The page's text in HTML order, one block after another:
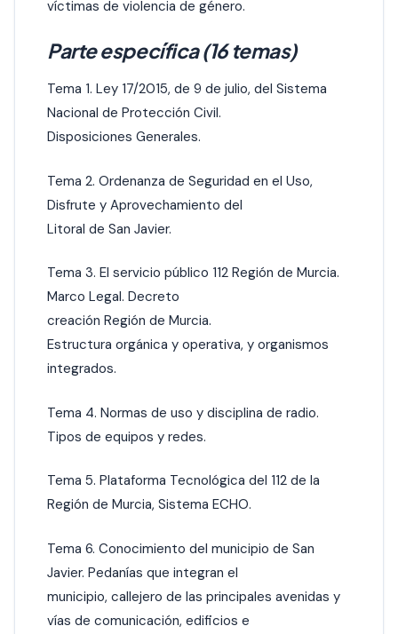
víctimas de violencia de género.
Parte específica (16 temas)
Tema 1. Ley 17/2015, de 9 de julio, del Sistema
Nacional de Protección Civil.
Disposiciones Generales.
Tema 2. Ordenanza de Seguridad en el Uso,
Disfrute y Aprovechamiento del
Litoral de San Javier.
Tema 3. El servicio público 112 Región de Murcia.
Marco Legal. Decreto
creación Región de Murcia.
Estructura orgánica y operativa, y organismos
integrados.
Tema 4. Normas de uso y disciplina de radio.
Tipos de equipos y redes.
Tema 5. Plataforma Tecnológica del 112 de la
Región de Murcia, Sistema ECHO.
Tema 6. Conocimiento del municipio de San
Javier. Pedanías que integran el
municipio, callejero de las principales avenidas y
vías de comunicación, edificios e